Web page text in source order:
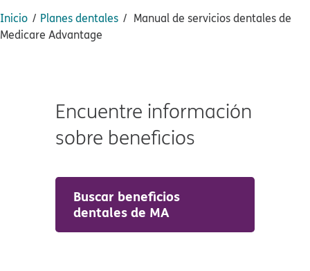
Inicio​​ Planes dentales​​
Manual de servicios dentales de
Medicare Advantage​​
Encuentre información
sobre beneficios​​
Buscar beneficios
dentales de MA​​